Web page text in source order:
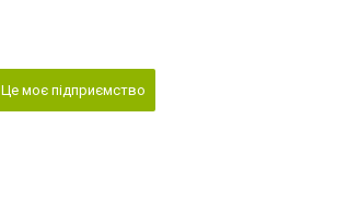
Це моє підприємство